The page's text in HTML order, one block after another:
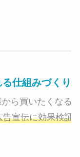
仕組みづくり
ら買いたくなる
宣伝に効果検証